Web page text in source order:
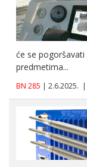
će se
predmetima...
BN 285 | 2.6.2025.